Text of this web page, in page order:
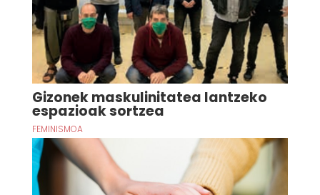
Gizonek maskulinitatea lantzeko
espazioak sortzea
FEMINISMOA